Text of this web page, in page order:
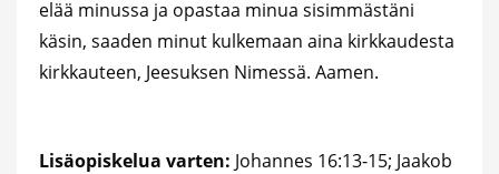
elää minussa ja opastaa minua sisimmästäni
käsin, saaden minut kulkemaan aina kirkkaudesta
kirkkauteen, Jeesuksen Nimessä. Aamen.
Lisäopiskelua varten: Johannes 16:13-15; Jaakob